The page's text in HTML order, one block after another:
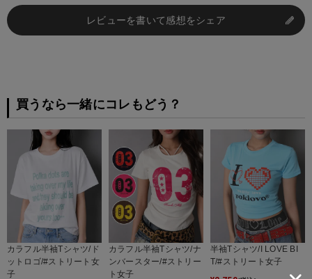
レビューを書いて感想をシェア
買うなら一緒にコレもどう？
カラフル半袖Tシャツ/ド
ットロゴ/#ストリート女
子
カラフル半袖Tシャツ/ナ
ンバースター/#ストリー
ト女子
半袖Tシャツ/I LOVE BI
T/#ストリート女子